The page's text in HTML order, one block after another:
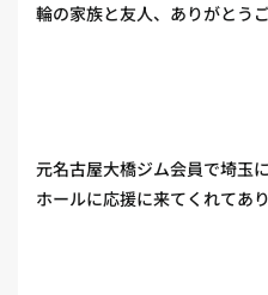
輪の家族と友人、ありがとう
元名古屋大橋ジム会員で埼玉
ホールに応援に来てくれてあ